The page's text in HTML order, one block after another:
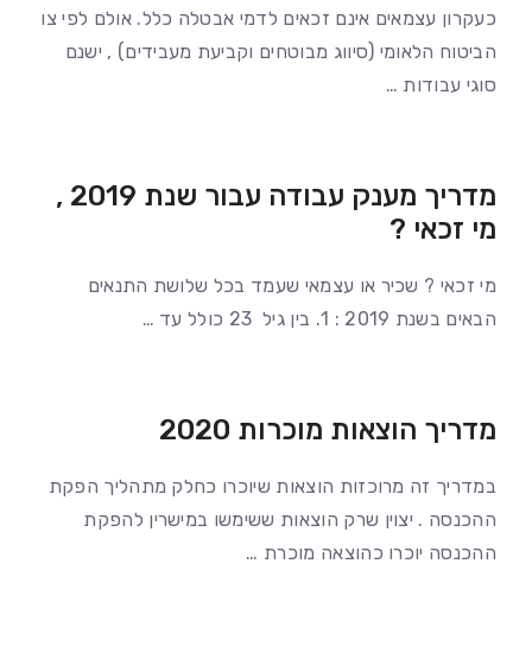
כעקרון עצמאים אינם זכאים לדמי אבטלה כלל. אולם לפי צו
הביטוח הלאומי (סיווג מבוטחים וקביעת מעבידים) , ישנם
סוגי עבודות …
מדריך מענק עבודה עבור שנת 2019 ,
מי זכאי ?
מי זכאי ? שכיר או עצמאי שעמד בכל שלושת התנאים
הבאים בשנת 2019 : 1. בין גיל 23 כולל עד …
מדריך הוצאות מוכרות 2020
במדריך זה מרוכזות הוצאות שיוכרו כחלק מתהליך הפקת
ההכנסה . יצוין שרק הוצאות ששימשו במישרין להפקת
ההכנסה יוכרו כהוצאה מוכרת …